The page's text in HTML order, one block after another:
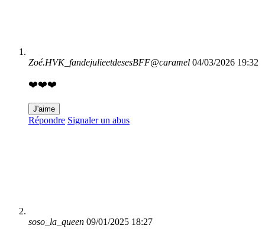
Zoé.HVK_fandejulieetdesesBFF@caramel 04/03/2026 19:32
❤️❤️❤️
J'aime
Répondre Signaler un abus
soso_la_queen 09/01/2025 18:27